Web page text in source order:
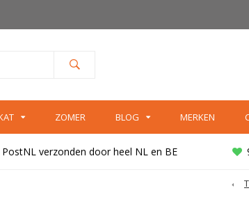
ZOMER BLOG MERKEN
PostNL verzonden door heel NL en BE